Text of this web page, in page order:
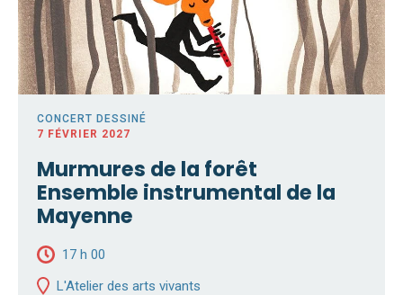
CONCERT DESSINÉ
7 FÉVRIER 2027
Murmures de la forêt
Ensemble instrumental de la
Mayenne
17 h 00
L'Atelier des arts vivants